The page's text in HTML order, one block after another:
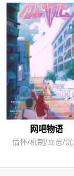
网吧物语
情怀/机制/立意/沉